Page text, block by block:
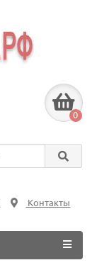
0
Контакты